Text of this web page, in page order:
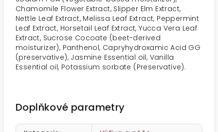
Chamomile Flower Extract, Slipper Elm Extract,
Nettle Leaf Extract, Melissa Leaf Extract, Peppermint
Leaf Extract, Horsetail Leaf Extract, Yucca Vera Leaf
Extract, Sucrose Cocoate (beet-derived
moisturizer), Panthenol, Capryhydroxamic Acid GG
(preservative), Jasmine Essential oil, Vanilla
Essential oil, Potassium sorbate (Preservative).
Doplňkové parametry